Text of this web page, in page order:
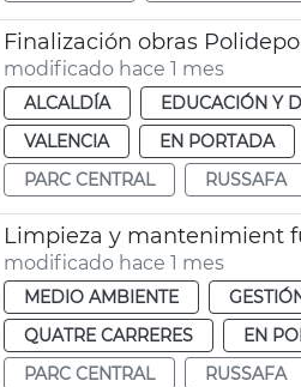
Finalización obras
modificado hace 1 mes
ALCALDÍA EDUCACIÓN Y
VALENCIA
EN PORTADA
PARC CENTRAL
RUSSAFA
Limpieza y mantenimient
modificado hace 1 mes
MEDIO AMBIENTE
QUATRE CARRERES
EN
PARC CENTRAL
RUSSAFA